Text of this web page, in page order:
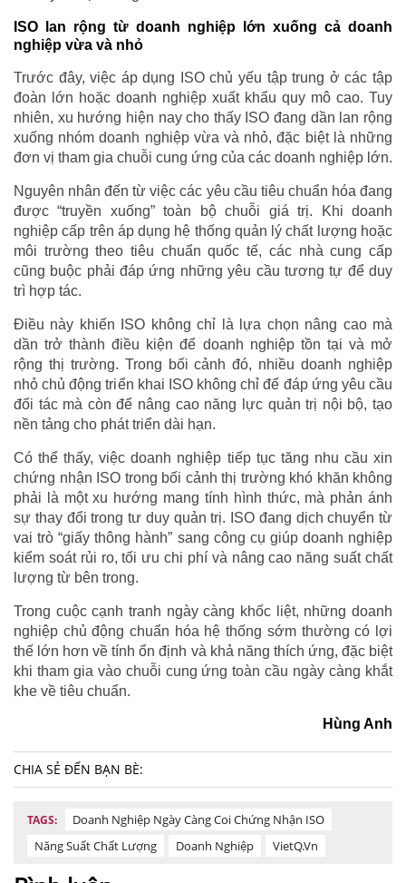
ISO lan rộng từ doanh nghiệp lớn xuống cả doanh
nghiệp vừa và nhỏ
Trước đây, việc áp dụng ISO chủ yếu tập trung ở các tập
đoàn lớn hoặc doanh nghiệp xuất khẩu quy mô cao. Tuy
nhiên, xu hướng hiện nay cho thấy ISO đang dần lan rộng
xuống nhóm doanh nghiệp vừa và nhỏ, đặc biệt là những
đơn vị tham gia chuỗi cung ứng của các doanh nghiệp lớn.
Nguyên nhân đến từ việc các yêu cầu tiêu chuẩn hóa đang
được “truyền xuống” toàn bộ chuỗi giá trị. Khi doanh
nghiệp cấp trên áp dụng hệ thống quản lý chất lượng hoặc
môi trường theo tiêu chuẩn quốc tế, các nhà cung cấp
cũng buộc phải đáp ứng những yêu cầu tương tự để duy
trì hợp tác.
Điều này khiến ISO không chỉ là lựa chọn nâng cao mà
dần trở thành điều kiện để doanh nghiệp tồn tại và mở
rộng thị trường. Trong bối cảnh đó, nhiều doanh nghiệp
nhỏ chủ động triển khai ISO không chỉ để đáp ứng yêu cầu
đối tác mà còn để nâng cao năng lực quản trị nội bộ, tạo
nền tảng cho phát triển dài hạn.
Có thể thấy, việc doanh nghiệp tiếp tục tăng nhu cầu xin
chứng nhận ISO trong bối cảnh thị trường khó khăn không
phải là một xu hướng mang tính hình thức, mà phản ánh
sự thay đổi trong tư duy quản trị. ISO đang dịch chuyển từ
vai trò “giấy thông hành” sang công cụ giúp doanh nghiệp
kiểm soát rủi ro, tối ưu chi phí và nâng cao năng suất chất
lượng từ bên trong.
Trong cuộc cạnh tranh ngày càng khốc liệt, những doanh
nghiệp chủ động chuẩn hóa hệ thống sớm thường có lợi
thế lớn hơn về tính ổn định và khả năng thích ứng, đặc biệt
khi tham gia vào chuỗi cung ứng toàn cầu ngày càng khắt
khe về tiêu chuẩn.
Hùng Anh
CHIA SẺ ĐẾN BẠN BÈ:
TAGS:
Doanh Nghiệp Ngày Càng Coi Chứng Nhận ISO
Năng Suất Chất Lượng
Doanh Nghiệp VietQ.vn